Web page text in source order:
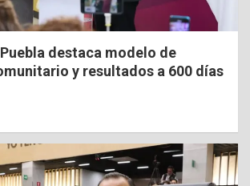
destaca modelo de
y resultados a 600 días